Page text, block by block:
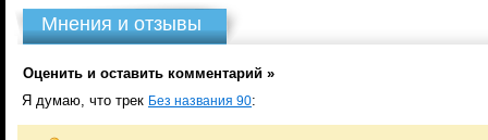
Мнения и отзывы
Оценить и оставить комментарий »
Я думаю, что трек Без названия 90: